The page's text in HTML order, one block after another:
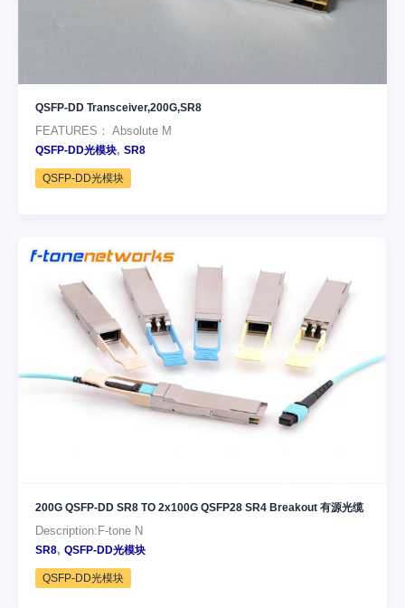
QSFP-DD Transceiver,200G,SR8
FEATURES： Absolute M
QSFP-DD光模块, SR8
QSFP-DD光模块
200G QSFP-DD SR8 TO 2x100G QSFP28 SR4 Breakout 有源光缆
Description:F-tone N
SR8, QSFP-DD光模块
QSFP-DD光模块